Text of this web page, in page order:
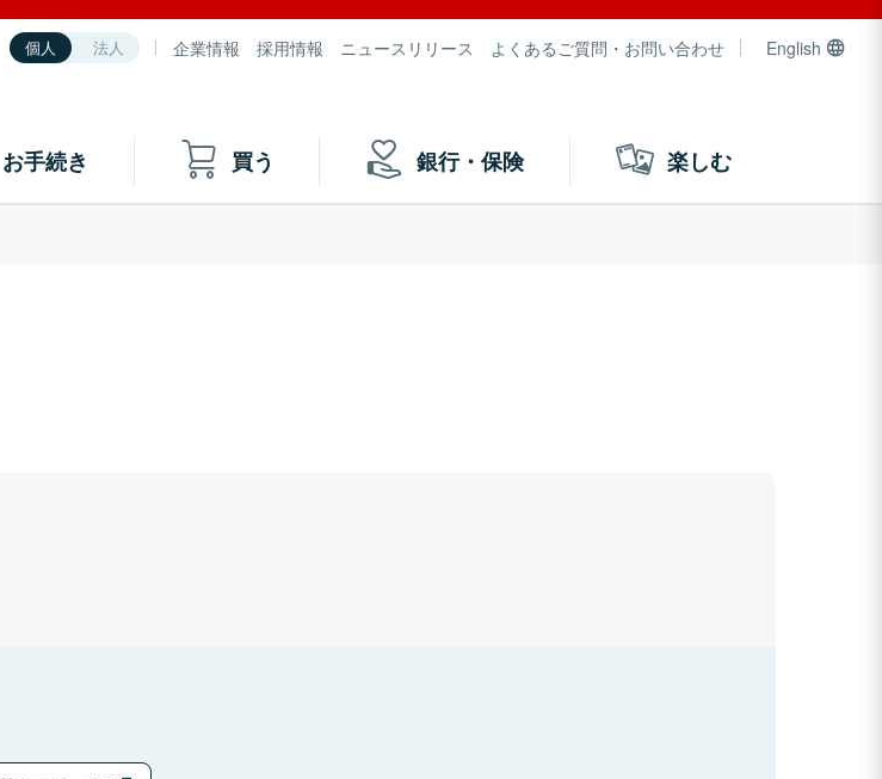
個人 法人 企業情報 採用情報 ニュースリリース よくあるご質問・お問い合わせ English
手続き 買う 銀行・保険 楽しむ